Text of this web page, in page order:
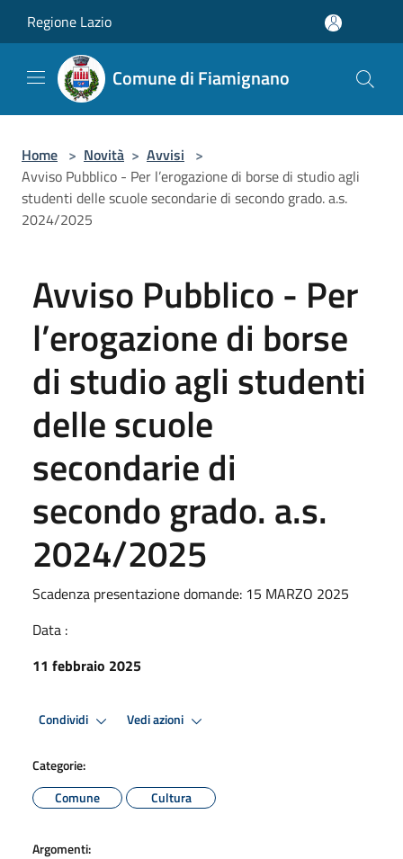
Regione Lazio
Comune di Fiamignano
Home > Novità > Avvisi >
Avviso Pubblico - Per l’erogazione di borse di studio agli
studenti delle scuole secondarie di secondo grado. a.s.
2024/2025
Avviso Pubblico - Per
l’erogazione di borse
di studio agli studenti
delle scuole
secondarie di
secondo grado. a.s.
2024/2025
Scadenza presentazione domande: 15 MARZO 2025
Data :
11 febbraio 2025
Condividi Vedi azioni
Categorie:
Comune
Cultura
Argomenti: